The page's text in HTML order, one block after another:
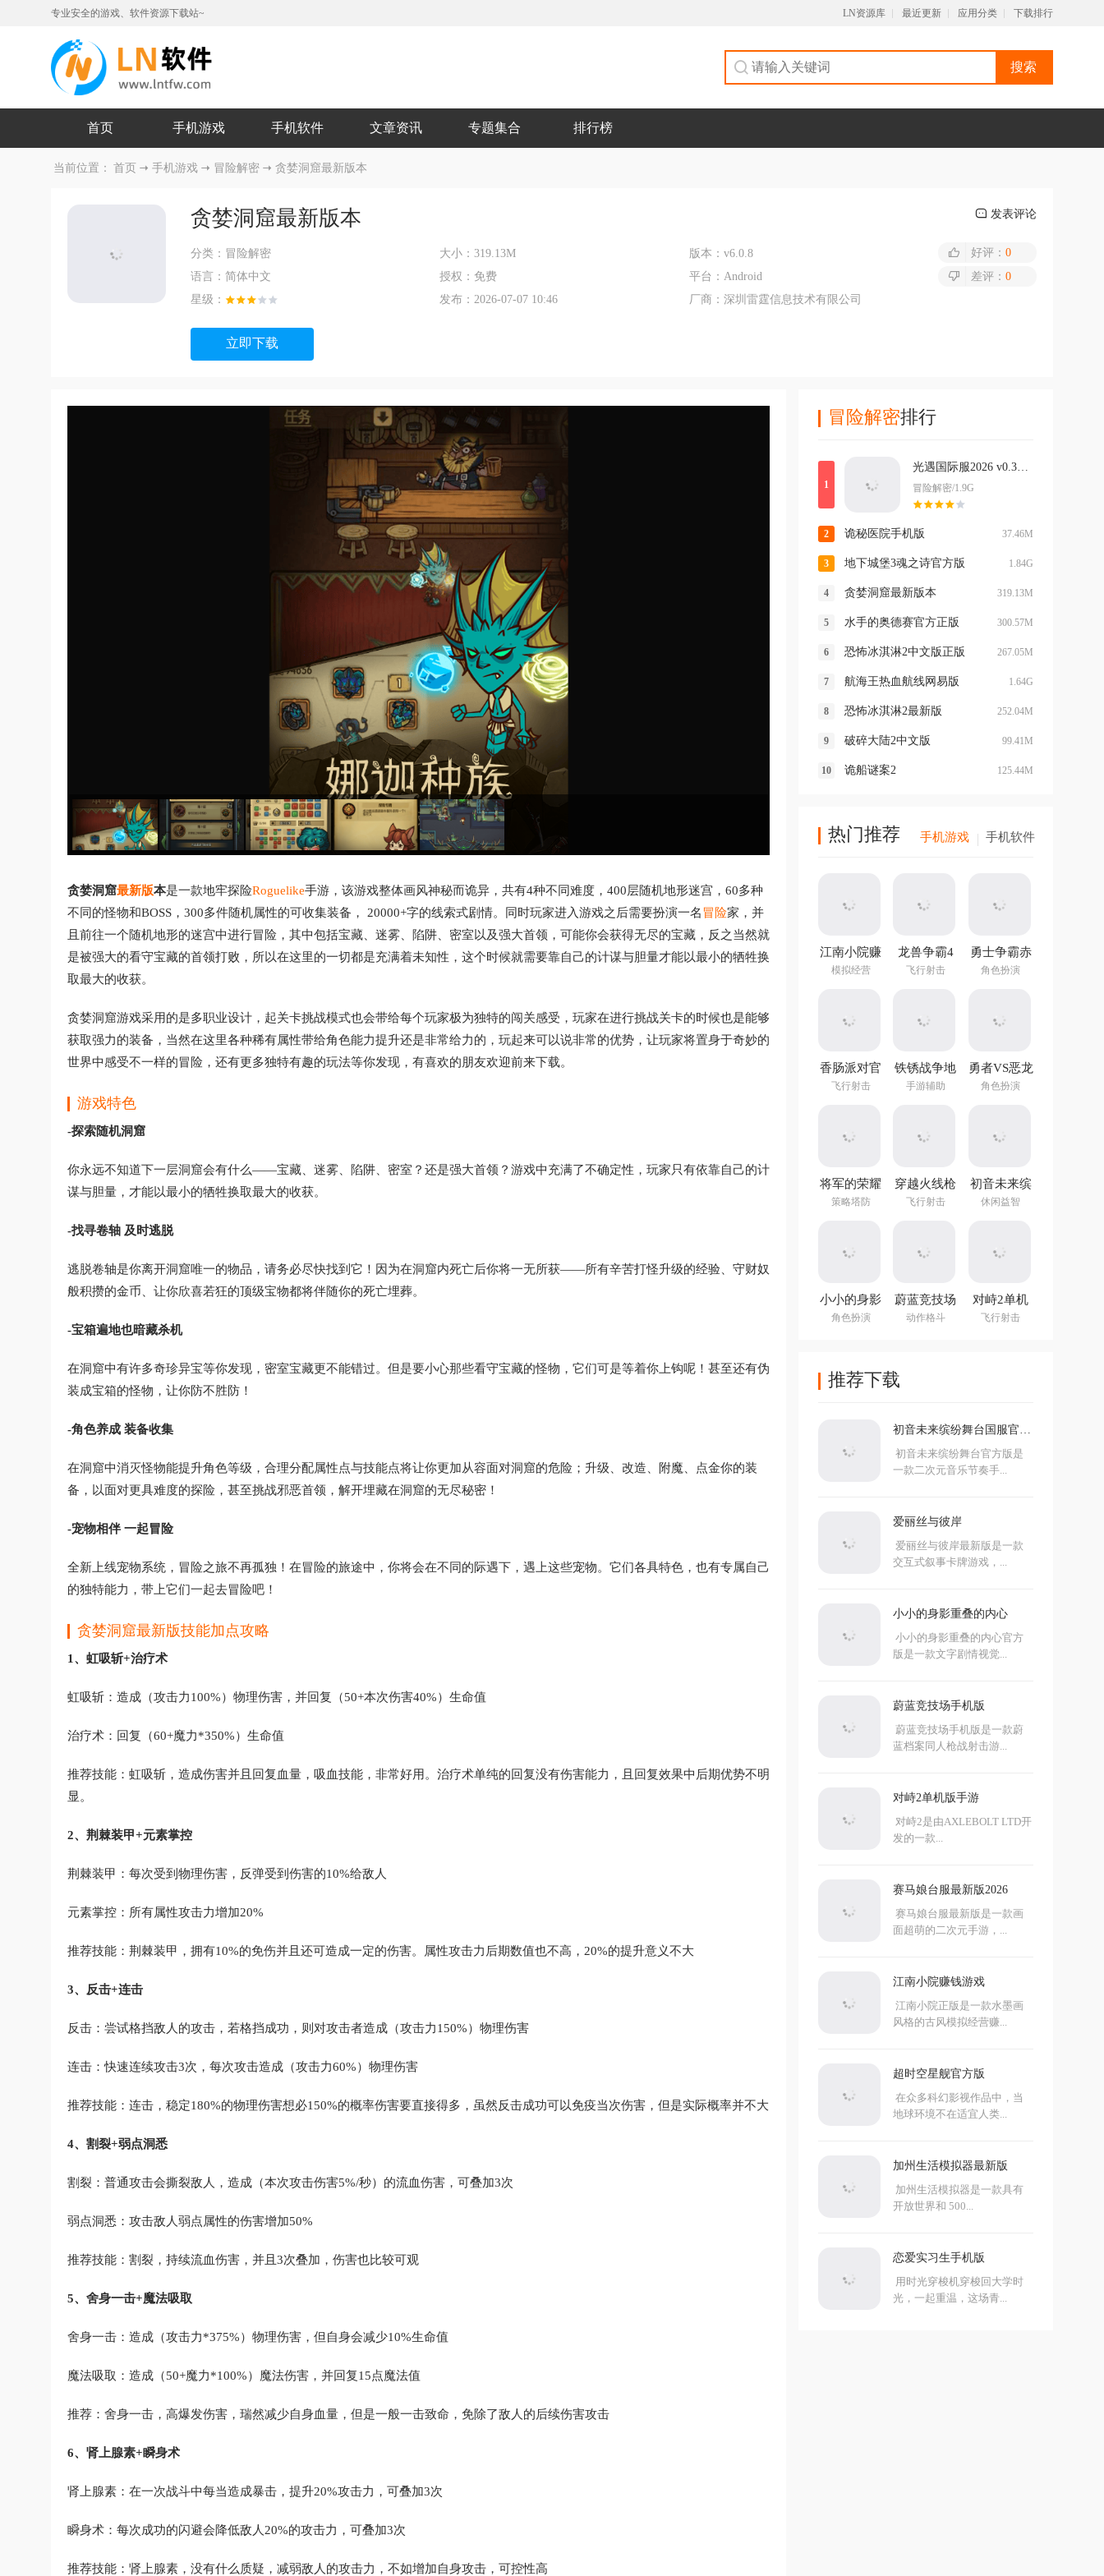
专业安全的游戏、软件资源下载站~ LN资源库 最近更新 应用分类 下载排行
搜索
首页 手机游戏 手机软件 文章资讯 专题集合 排行榜
当前位置： 首页 手机游戏 冒险解密 贪婪洞窟最新版本
贪婪洞窟最新版本 发表评论
分类： 冒险解密 大小：319.13M 版本： v6.0.8
语言： 简体中文 授权： 免费 平台： Android
星级：
发布：2026-07-07 10:46 厂商： 深圳雷霆信息技术有限公司
好评： 0
差评： 0
立即下载
贪婪洞窟最新版本是一款地牢探险Roguelike手游，该游戏整体画风神秘而诡异，共有4种不同难度，400层随机地形迷宫，60多种
不同的怪物和BOSS，300多件随机属性的可收集装备， 20000+字的线索式剧情。同时玩家进入游戏之后需要扮演一名冒险家，并
且前往一个随机地形的迷宫中进行冒险，其中包括宝藏、迷雾、陷阱、密室以及强大首领，可能你会获得无尽的宝藏，反之当然就
是被强大的看守宝藏的首领打败，所以在这里的一切都是充满着未知性，这个时候就需要靠自己的计谋与胆量才能以最小的牺牲换
取最大的收获。
贪婪洞窟游戏采用的是多职业设计，起关卡挑战模式也会带给每个玩家极为独特的闯关感受，玩家在进行挑战关卡的时候也是能够
获取强力的装备，当然在这里各种稀有属性带给角色能力提升还是非常给力的，玩起来可以说非常的优势，让玩家将置身于奇妙的
世界中感受不一样的冒险，还有更多独特有趣的玩法等你发现，有喜欢的朋友欢迎前来下载。
游戏特色
-探索随机洞窟
你永远不知道下一层洞窟会有什么——宝藏、迷雾、陷阱、密室？还是强大首领？游戏中充满了不确定性，玩家只有依靠自己的计
谋与胆量，才能以最小的牺牲换取最大的收获。
-找寻卷轴 及时逃脱
逃脱卷轴是你离开洞窟唯一的物品，请务必尽快找到它！因为在洞窟内死亡后你将一无所获——所有辛苦打怪升级的经验、守财奴
般积攒的金币、让你欣喜若狂的顶级宝物都将伴随你的死亡埋葬。
-宝箱遍地也暗藏杀机
在洞窟中有许多奇珍异宝等你发现，密室宝藏更不能错过。但是要小心那些看守宝藏的怪物，它们可是等着你上钩呢！甚至还有伪
装成宝箱的怪物，让你防不胜防！
-角色养成 装备收集
在洞窟中消灭怪物能提升角色等级，合理分配属性点与技能点将让你更加从容面对洞窟的危险；升级、改造、附魔、点金你的装
备，以面对更具难度的探险，甚至挑战邪恶首领，解开埋藏在洞窟的无尽秘密！
-宠物相伴 一起冒险
全新上线宠物系统，冒险之旅不再孤独！在冒险的旅途中，你将会在不同的际遇下，遇上这些宠物。它们各具特色，也有专属自己
的独特能力，带上它们一起去冒险吧！
贪婪洞窟最新版技能加点攻略
1、虹吸斩+治疗术
虹吸斩：造成（攻击力100%）物理伤害，并回复（50+本次伤害40%）生命值
治疗术：回复（60+魔力*350%）生命值
推荐技能：虹吸斩，造成伤害并且回复血量，吸血技能，非常好用。治疗术单纯的回复没有伤害能力，且回复效果中后期优势不明
显。
2、荆棘装甲+元素掌控
荆棘装甲：每次受到物理伤害，反弹受到伤害的10%给敌人
元素掌控：所有属性攻击力增加20%
推荐技能：荆棘装甲，拥有10%的免伤并且还可造成一定的伤害。属性攻击力后期数值也不高，20%的提升意义不大
3、反击+连击
反击：尝试格挡敌人的攻击，若格挡成功，则对攻击者造成（攻击力150%）物理伤害
连击：快速连续攻击3次，每次攻击造成（攻击力60%）物理伤害
推荐技能：连击，稳定180%的物理伤害想必150%的概率伤害要直接得多，虽然反击成功可以免疫当次伤害，但是实际概率并不大
4、割裂+弱点洞悉
割裂：普通攻击会撕裂敌人，造成（本次攻击伤害5%/秒）的流血伤害，可叠加3次
弱点洞悉：攻击敌人弱点属性的伤害增加50%
推荐技能：割裂，持续流血伤害，并且3次叠加，伤害也比较可观
5、舍身一击+魔法吸取
舍身一击：造成（攻击力*375%）物理伤害，但自身会减少10%生命值
魔法吸取：造成（50+魔力*100%）魔法伤害，并回复15点魔法值
推荐：舍身一击，高爆发伤害，瑞然减少自身血量，但是一般一击致命，免除了敌人的后续伤害攻击
6、肾上腺素+瞬身术
肾上腺素：在一次战斗中每当造成暴击，提升20%攻击力，可叠加3次
瞬身术：每次成功的闪避会降低敌人20%的攻击力，可叠加3次
推荐技能：肾上腺素，没有什么质疑，减弱敌人的攻击力，不如增加自身攻击，可控性高
冒险解密排行
冒险解密/1.9G
诡秘医院手机版 37.46M
地下城堡3魂之诗官方版 1.84G
贪婪洞窟最新版本 319.13M
水手的奥德赛官方正版 300.57M
恐怖冰淇淋2中文版正版 267.05M
航海王热血航线网易版 1.64G
恐怖冰淇淋2最新版 252.04M
破碎大陆2中文版 99.41M
诡船谜案2 125.44M
热门推荐 手机游戏 手机软件
江南小院赚
钱游戏
模拟经营
龙兽争霸4
手游
飞行射击
勇士争霸赤
胆联盟
角色扮演
香肠派对官
方正版
飞行射击
铁锈战争地
图编辑器中
手游辅助
勇者VS恶龙
手游
角色扮演
将军的荣耀
3官方正版
策略塔防
穿越火线枪
战王者体验
飞行射击
初音未来缤
纷舞台国服
休闲益智
小小的身影
重叠的内心
角色扮演
蔚蓝竞技场
手机版
动作格斗
对峙2单机
版手游
飞行射击
推荐下载
初音未来缤纷舞台国服官方
初音未来缤纷舞台官方版是
一款二次元音乐节奏手...
爱丽丝与彼岸
爱丽丝与彼岸最新版是一款
交互式叙事卡牌游戏，...
小小的身影重叠的内心
小小的身影重叠的内心官方
版是一款文字剧情视觉...
蔚蓝竞技场手机版
蔚蓝竞技场手机版是一款蔚
蓝档案同人枪战射击游...
对峙2单机版手游
对峙2是由AXLEBOLT LTD开
发的一款...
赛马娘台服最新版2026
赛马娘台服最新版是一款画
面超萌的二次元手游，...
江南小院赚钱游戏
江南小院正版是一款水墨画
风格的古风模拟经营赚...
超时空星舰官方版
在众多科幻影视作品中，当
地球环境不在适宜人类...
加州生活模拟器最新版
加州生活模拟器是一款具有
开放世界和 500...
恋爱实习生手机版
用时光穿梭机穿梭回大学时
光，一起重温，这场青...